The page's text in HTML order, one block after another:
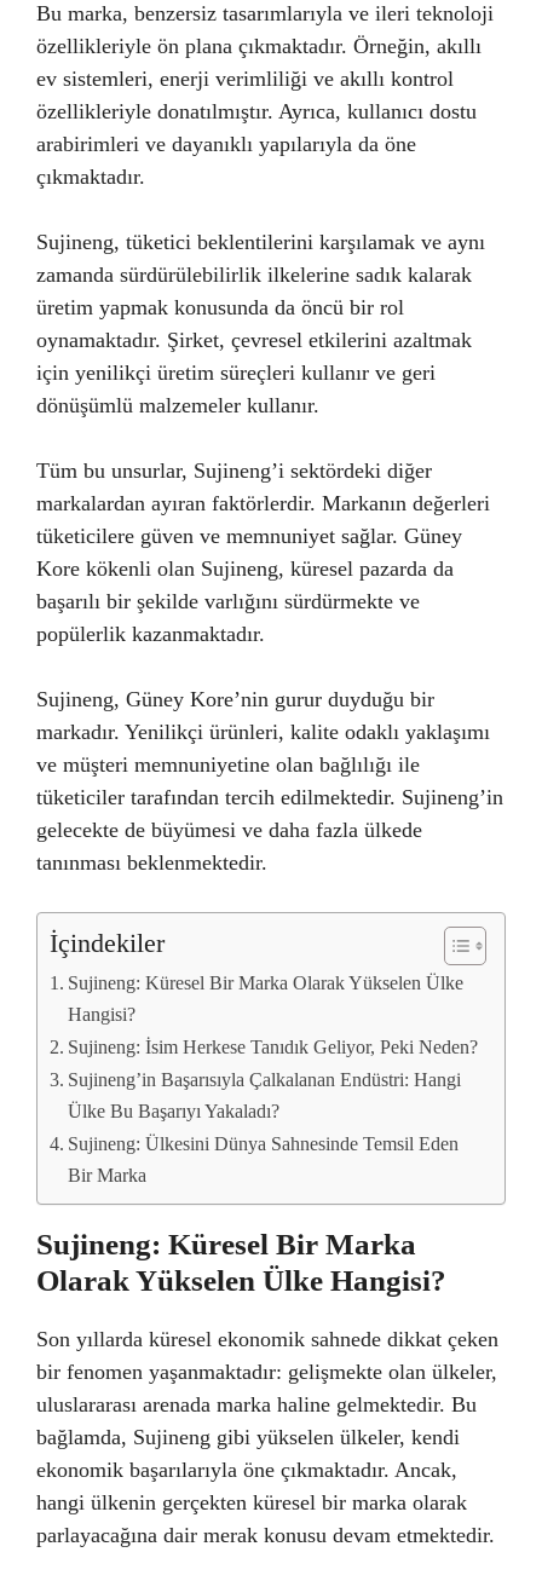
Bu marka, benzersiz tasarımlarıyla ve ileri teknoloji
özellikleriyle ön plana çıkmaktadır. Örneğin, akıllı
ev sistemleri, enerji verimliliği ve akıllı kontrol
özellikleriyle donatılmıştır. Ayrıca, kullanıcı dostu
arabirimleri ve dayanıklı yapılarıyla da öne
çıkmaktadır.
Sujineng, tüketici beklentilerini karşılamak ve aynı
zamanda sürdürülebilirlik ilkelerine sadık kalarak
üretim yapmak konusunda da öncü bir rol
oynamaktadır. Şirket, çevresel etkilerini azaltmak
için yenilikçi üretim süreçleri kullanır ve geri
dönüşümlü malzemeler kullanır.
Tüm bu unsurlar, Sujineng’i sektördeki diğer
markalardan ayıran faktörlerdir. Markanın değerleri
tüketicilere güven ve memnuniyet sağlar. Güney
Kore kökenli olan Sujineng, küresel pazarda da
başarılı bir şekilde varlığını sürdürmekte ve
popülerlik kazanmaktadır.
Sujineng, Güney Kore’nin gurur duyduğu bir
markadır. Yenilikçi ürünleri, kalite odaklı yaklaşımı
ve müşteri memnuniyetine olan bağlılığı ile
tüketiciler tarafından tercih edilmektedir. Sujineng’in
gelecekte de büyümesi ve daha fazla ülkede
tanınması beklenmektedir.
İçindekiler
Sujineng: Küresel Bir Marka Olarak Yükselen Ülke
Hangisi?
Sujineng: İsim Herkese Tanıdık Geliyor, Peki Neden?
Sujineng’in Başarısıyla Çalkalanan Endüstri: Hangi
Ülke Bu Başarıyı Yakaladı?
Sujineng: Ülkesini Dünya Sahnesinde Temsil Eden
Bir Marka
Sujineng: Küresel Bir Marka
Olarak Yükselen Ülke Hangisi?
Son yıllarda küresel ekonomik sahnede dikkat çeken
bir fenomen yaşanmaktadır: gelişmekte olan ülkeler,
uluslararası arenada marka haline gelmektedir. Bu
bağlamda, Sujineng gibi yükselen ülkeler, kendi
ekonomik başarılarıyla öne çıkmaktadır. Ancak,
hangi ülkenin gerçekten küresel bir marka olarak
parlayacağına dair merak konusu devam etmektedir.